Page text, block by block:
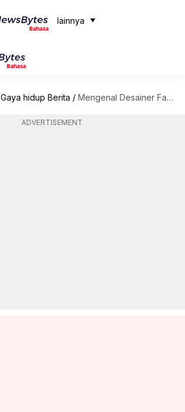
lainnya
Gaya hidup Berita / Mengenal Desainer Fashion Ikonik Indonesia yang Perlu Anda Tahu
ADVERTISEMENT